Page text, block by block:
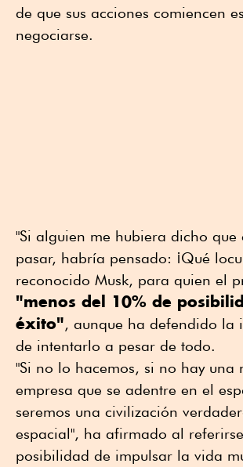
de que sus acciones comiencen
negociarse.
"Si alguien me hubiera dicho que
pasar, habría pensado: ¡Qué
reconocido Musk, para quien el
"menos del 10% de
éxito", aunque ha defendido la
de intentarlo a pesar de todo.
"Si no lo hacemos, si no hay una
empresa que se adentre en el
seremos una civilización
espacial", ha afirmado al
posibilidad de impulsar la vida